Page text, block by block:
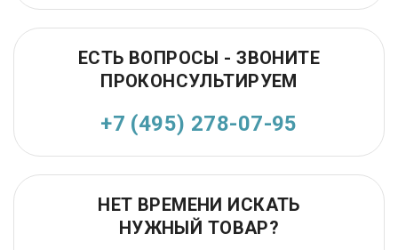
ЕСТЬ ВОПРОСЫ - ЗВОНИТЕ
ПРОКОНСУЛЬТИРУЕМ
+7 (495) 278-07-95
НЕТ ВРЕМЕНИ ИСКАТЬ
НУЖНЫЙ ТОВАР?